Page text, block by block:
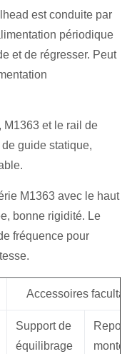
est conduite par
périodique
et de régresser. Peut
M1363 et le rail de
guide statique,
M1363 avec le haut
bonne rigidité. Le
fréquence pour
Accessoires
Support de
équilibrage
Repos
monté